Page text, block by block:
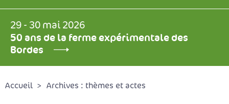
29 - 30 mai 2026
50 ans de la ferme expérimentale des
Bordes
Accueil Archives : thèmes et actes